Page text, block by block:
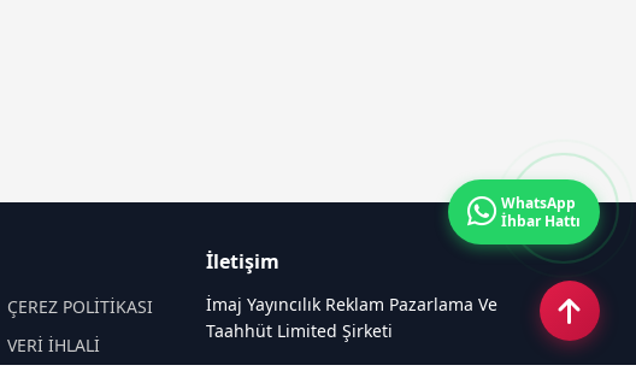
ÇEREZ POLİTİKASI
VERİ İHLALİ
İletişim
İmaj Yayıncılık Reklam Pazarlama Ve
Taahhüt Limited Şirketi
WhatsApp
İhbar Hattı